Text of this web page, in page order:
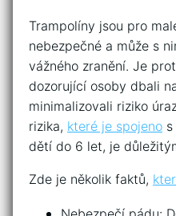
Trampolíny jsou⁤ pro
‌nebezpečné a může s
vážného zranění.​ Je
dozorující osoby dbali
minimalizovali ⁤riziko
rizika, které je spojeno
‌dětí ⁤do 6 let, je
Zde je několik faktů,